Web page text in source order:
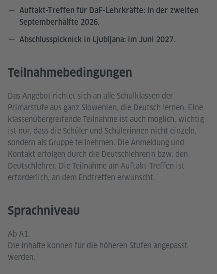
Auftakt-Treffen für DaF-Lehrkräfte: in der zweiten
Septemberhälfte 2026.
Abschlusspicknick in Ljubljana: im Juni 2027.
Teilnahmebedingungen
Das Angebot richtet sich an alle Schulklassen der
Primarstufe aus ganz Slowenien, die Deutsch lernen. Eine
klassenübergreifende Teilnahme ist auch möglich, wichtig
ist nur, dass die Schüler und Schülerinnen nicht einzeln,
sondern als Gruppe teilnehmen. Die Anmeldung und
Kontakt erfolgen durch die Deutschlehrerin bzw. den
Deutschlehrer. Die Teilnahme am Auftakt-Treffen ist
erforderlich, an dem Endtreffen erwünscht.
Sprachniveau
Ab A1.
Die Inhalte können für die höheren Stufen angepasst
werden.